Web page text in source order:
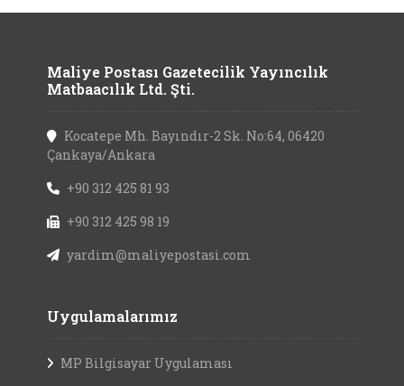
Maliye Postası Gazetecilik Yayıncılık
Matbaacılık Ltd. Şti.
Kocatepe Mh. Bayındır-2 Sk. No:64, 06420
Çankaya/Ankara
+90 312 425 81 93
+90 312 425 98 19
yardim@maliyepostasi.com
Uygulamalarımız
MP Bilgisayar Uygulaması